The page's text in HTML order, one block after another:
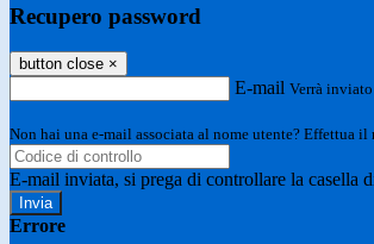
Recupero password
button close ×
E-mail Verrà
Non hai una e-mail associata al nome utente? Effettua il
E-mail inviata, si prega di controllare la casella
Errore